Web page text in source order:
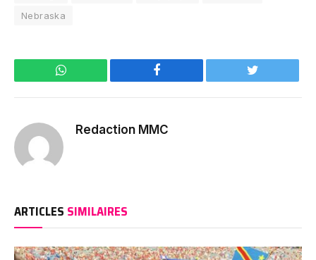
Nebraska
WhatsApp Facebook Twitter
Redaction MMC
ARTICLES SIMILAIRES